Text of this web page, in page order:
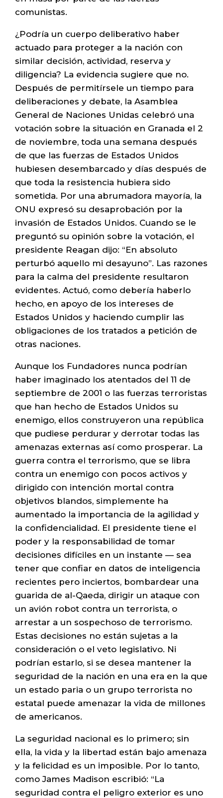
comunistas.
¿Podría un cuerpo deliberativo haber
actuado para proteger a la nación con
similar decisión, actividad, reserva y
diligencia? La evidencia sugiere que no.
Después de permitírsele un tiempo para
deliberaciones y debate, la Asamblea
General de Naciones Unidas celebró una
votación sobre la situación en Granada el 2
de noviembre, toda una semana después
de que las fuerzas de Estados Unidos
hubiesen desembarcado y días después de
que toda la resistencia hubiera sido
sometida. Por una abrumadora mayoría, la
ONU expresó su desaprobación por la
invasión de Estados Unidos. Cuando se le
preguntó su opinión sobre la votación, el
presidente Reagan dijo: “En absoluto
perturbó aquello mi desayuno”. Las razones
para la calma del presidente resultaron
evidentes. Actuó, como debería haberlo
hecho, en apoyo de los intereses de
Estados Unidos y haciendo cumplir las
obligaciones de los tratados a petición de
otras naciones.
Aunque los Fundadores nunca podrían
haber imaginado los atentados del 11 de
septiembre de 2001 o las fuerzas terroristas
que han hecho de Estados Unidos su
enemigo, ellos construyeron una república
que pudiese perdurar y derrotar todas las
amenazas externas así como prosperar. La
guerra contra el terrorismo, que se libra
contra un enemigo con pocos activos y
dirigido con intención mortal contra
objetivos blandos, simplemente ha
aumentado la importancia de la agilidad y
la confidencialidad. El presidente tiene el
poder y la responsabilidad de tomar
decisiones difíciles en un instante — sea
tener que confiar en datos de inteligencia
recientes pero inciertos, bombardear una
guarida de al-Qaeda, dirigir un ataque con
un avión robot contra un terrorista, o
arrestar a un sospechoso de terrorismo.
Estas decisiones no están sujetas a la
consideración o el veto legislativo. Ni
podrían estarlo, si se desea mantener la
seguridad de la nación en una era en la que
un estado paria o un grupo terrorista no
estatal puede amenazar la vida de millones
de americanos.
La seguridad nacional es lo primero; sin
ella, la vida y la libertad están bajo amenaza
y la felicidad es un imposible. Por lo tanto,
como James Madison escribió: “La
seguridad contra el peligro exterior es uno